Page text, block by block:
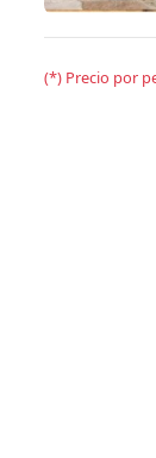
(*) Precio por